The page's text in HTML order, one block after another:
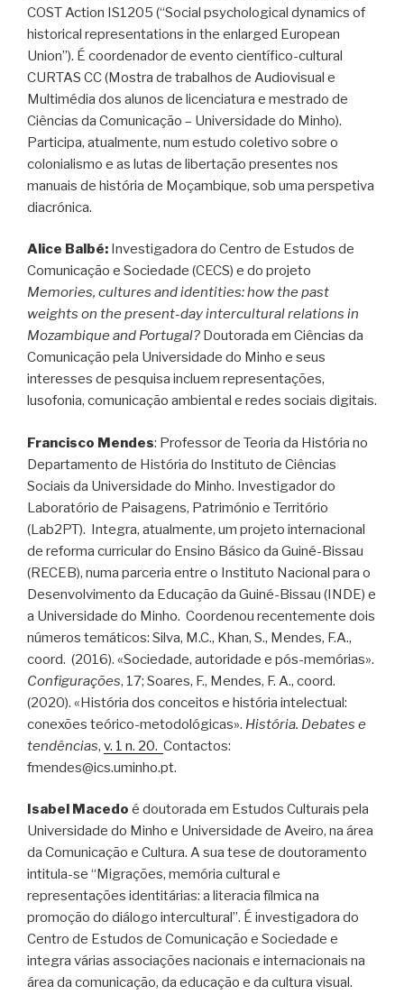
COST Action IS1205 (“Social psychological dynamics of
historical representations in the enlarged European
Union”). É coordenador de evento científico-cultural
CURTAS CC (Mostra de trabalhos de Audiovisual e
Multimédia dos alunos de licenciatura e mestrado de
Ciências da Comunicação – Universidade do Minho).
Participa, atualmente, num estudo coletivo sobre o
colonialismo e as lutas de libertação presentes nos
manuais de história de Moçambique, sob uma perspetiva
diacrónica.
Alice Balbé: Investigadora do Centro de Estudos de
Comunicação e Sociedade (CECS) e do projeto
Memories, cultures and identities: how the past
weights on the present-day intercultural relations in
Mozambique and Portugal? Doutorada em Ciências da
Comunicação pela Universidade do Minho e seus
interesses de pesquisa incluem representações,
lusofonia, comunicação ambiental e redes sociais digitais.
Francisco Mendes: Professor de Teoria da História no
Departamento de História do Instituto de Ciências
Sociais da Universidade do Minho. Investigador do
Laboratório de Paisagens, Património e Território
(Lab2PT). Integra, atualmente, um projeto internacional
de reforma curricular do Ensino Básico da Guiné-Bissau
(RECEB), numa parceria entre o Instituto Nacional para o
Desenvolvimento da Educação da Guiné-Bissau (INDE) e
a Universidade do Minho. Coordenou recentemente dois
números temáticos: Silva, M.C., Khan, S., Mendes, F.A.,
coord. (2016). «Sociedade, autoridade e pós-memórias».
Configurações, 17; Soares, F., Mendes, F. A., coord.
(2020). «História dos conceitos e história intelectual:
conexões teórico-metodológicas». História. Debates e
tendências, v. 1 n. 20. Contactos:
fmendes@ics.uminho.pt.
Isabel Macedo é doutorada em Estudos Culturais pela
Universidade do Minho e Universidade de Aveiro, na área
da Comunicação e Cultura. A sua tese de doutoramento
intitula-se “Migrações, memória cultural e
representações identitárias: a literacia fílmica na
promoção do diálogo intercultural”. É investigadora do
Centro de Estudos de Comunicação e Sociedade e
integra várias associações nacionais e internacionais na
área da comunicação, da educação e da cultura visual.